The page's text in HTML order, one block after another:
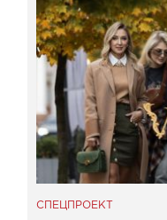
СПЕЦПРОЕКТ